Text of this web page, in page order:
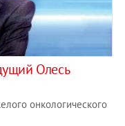
Олесь
онкологического